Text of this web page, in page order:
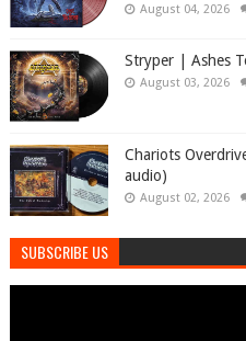
August 04, 2026
Stryper | Ashes
August 03, 2026
Chariots
audio)
August 02, 2026
SUBSCRIBE US